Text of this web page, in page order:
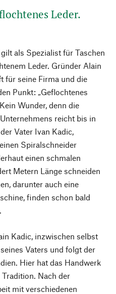
Leder.
als Spezialist für Taschen
Leder. Gründer Alain
für seine Firma und die
Punkt: „Geflochtenes
Wunder, denn die
reicht bis in
Vater Ivan Kadic,
Spiralschneider
einen schmalen
Metern Länge schneiden
darunter auch eine
finden schon bald
Kadic, inzwischen selbst
Vaters und folgt der
Hier hat das Handwerk
Tradition. Nach der
mit verschiedenen